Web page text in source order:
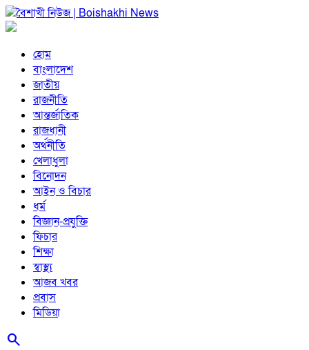
হোম
বাংলাদেশ
জাতীয়
রাজনীতি
আন্তর্জাতিক
রাজধানী
অর্থনীতি
খেলাধুলা
বিনোদন
আইন ও বিচার
ধর্ম
বিজ্ঞান-প্রযুক্তি
ফিচার
শিক্ষা
স্বাস্থ্য
আজব খবর
প্রবাস
মিডিয়া
search